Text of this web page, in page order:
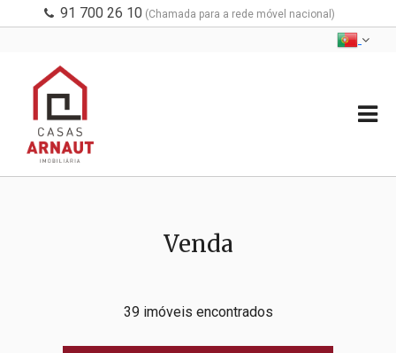
91 700 26 10 (Chamada para a rede móvel nacional)
Venda
39 imóveis encontrados